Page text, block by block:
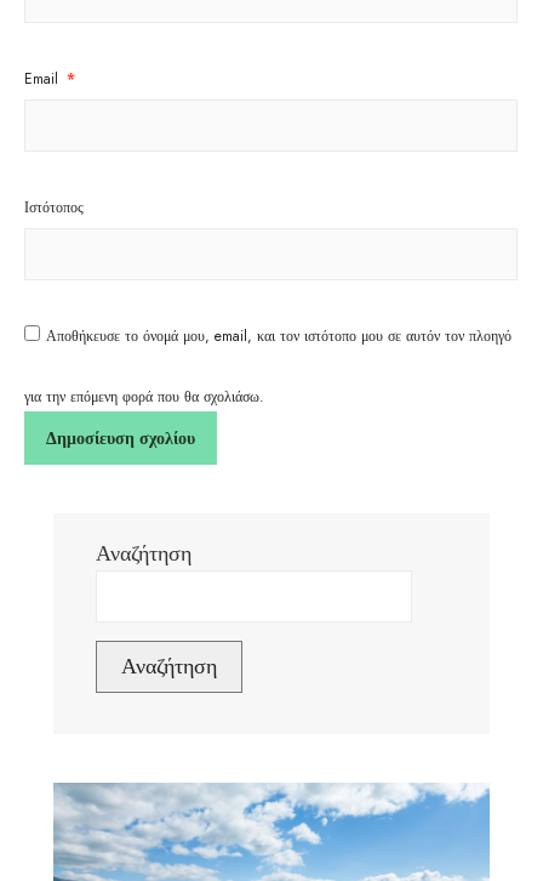
Email *
Ιστότοπος
Αποθήκευσε το όνομά μου, email, και τον ιστότοπο μου σε αυτόν τον πλοηγό
για την επόμενη φορά που θα σχολιάσω.
Αναζήτηση
Αναζήτηση